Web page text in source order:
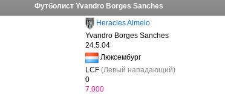
Футболист Yvandro Borges Sanches
Heracles Almelo
Yvandro Borges Sanches
24.5.04
Люксембург
LCF (Левый нападающий)
0
7.000